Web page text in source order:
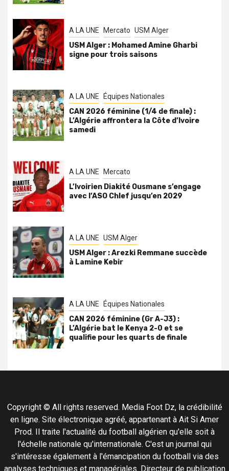
A LA UNE Mercato USM Alger
USM Alger : Mohamed Amine Gharbi
signe pour trois saisons
A LA UNE Équipes Nationales
CAN 2026 féminine (1/4 de finale) :
L’Algérie affrontera la Côte d’Ivoire
samedi
A LA UNE Mercato
L’Ivoirien Diakité Ousmane s’engage
avec l’ASO Chlef jusqu’en 2029
A LA UNE USM Alger
USM Alger : Arezki Remmane succède
à Lamine Kebir
A LA UNE Équipes Nationales
CAN 2026 féminine (Gr A-J3) :
L’Algérie bat le Kenya 2-0 et se
qualifie pour les quarts de finale
Copyright © All rights reserved. Media Foot Dz, la crédibilité
en ligne. Site électronique agréé, appartenant à Ait Si Amer
Prod. Il traite l'actualité du football algérien qu'elle soit à
l'échelle nationale qu'internationale. C'est un journal qui
s'intéresse également à l'émancipation du football via des
analyses techniques et managériales. Directeur de publication